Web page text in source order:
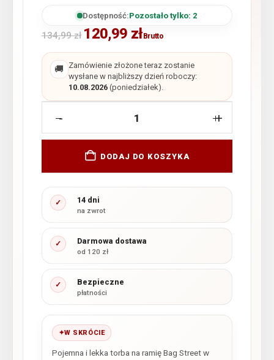
Dostępność:Pozostało tylko: 2
134,99zł 120,99 złBrutto
🚚 Zamówienie złożone teraz zostanie
wysłane w najbliższy dzień roboczy:
10.08.2026(poniedziałek).
- +
DODAJ DO KOSZYKA
✓ 14 dni
na zwrot
✓ Darmowa dostawa
od 120 zł
✓ Bezpieczne
płatności
W SKRÓCIE
Pojemna i lekka torba na ramię Bag Street w